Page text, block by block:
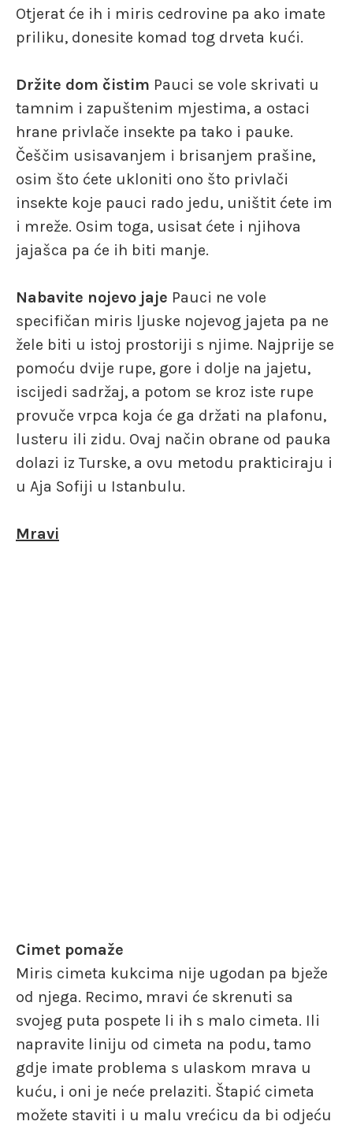
Otjerat će ih i miris cedrovine pa ako imate
priliku, donesite komad tog drveta kući.
Držite dom čistim Pauci se vole skrivati u
tamnim i zapuštenim mjestima, a ostaci
hrane privlače insekte pa tako i pauke.
Češčim usisavanjem i brisanjem prašine,
osim što ćete ukloniti ono što privlači
insekte koje pauci rado jedu, uništit ćete im
i mreže. Osim toga, usisat ćete i njihova
jajašca pa će ih biti manje.
Nabavite nojevo jaje Pauci ne vole
specifičan miris ljuske nojevog jajeta pa ne
žele biti u istoj prostoriji s njime. Najprije se
pomoću dvije rupe, gore i dolje na jajetu,
iscijedi sadržaj, a potom se kroz iste rupe
provuče vrpca koja će ga držati na plafonu,
lusteru ili zidu. Ovaj način obrane od pauka
dolazi iz Turske, a ovu metodu prakticiraju i
u Aja Sofiji u Istanbulu.
Mravi
Cimet pomaže
Miris cimeta kukcima nije ugodan pa bježe
od njega. Recimo, mravi će skrenuti sa
svojeg puta pospete li ih s malo cimeta. Ili
napravite liniju od cimeta na podu, tamo
gdje imate problema s ulaskom mrava u
kuću, i oni je neće prelaziti. Štapić cimeta
možete staviti i u malu vrećicu da bi odjeću